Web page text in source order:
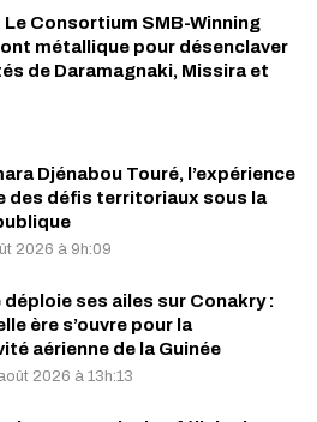
Le Consortium SMB-Winning
métallique pour désenclaver
de Daramagnaki, Missira et
Djénabou Touré, l’expérience
des défis territoriaux sous la
2026 à 9h:09
déploie ses ailes sur Conakry :
ère s’ouvre pour la
aérienne de la Guinée
2026 à 13h:13